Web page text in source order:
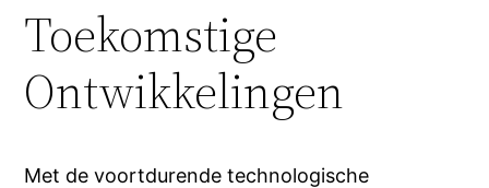
Toekomstige
Ontwikkelingen
Met de voortdurende technologische